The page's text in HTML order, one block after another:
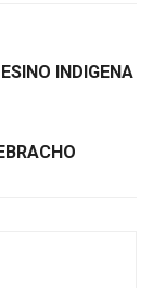
INDIGENA